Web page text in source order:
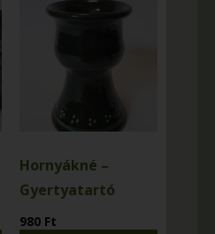
Hornyákné –
Gyertyatartó
980 Ft